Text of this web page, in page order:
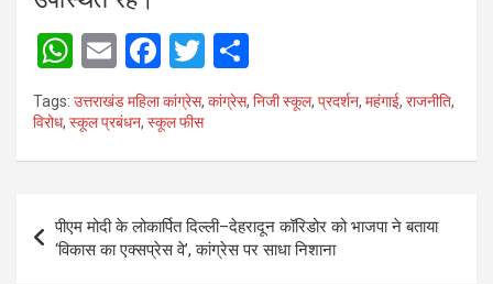
W
h
at
s
p
p
E
m
ail
F
a
ce
b
o
k
T
wi
tt
er
h
ar
e
Tags: उत्तराखंड महिला कांग्रेस, कांग्रेस, निजी स्कूल, प्रदर्शन, महंगाई, राजनीति,
विरोध, स्कूल प्रबंधन, स्कूल फीस
Post
navigation
पीएम मोदी के लोकार्पित दिल्ली–देहरादून कॉरिडोर को भाजपा ने बताया
‘विकास का एक्सप्रेस वे’, कांग्रेस पर साधा निशाना